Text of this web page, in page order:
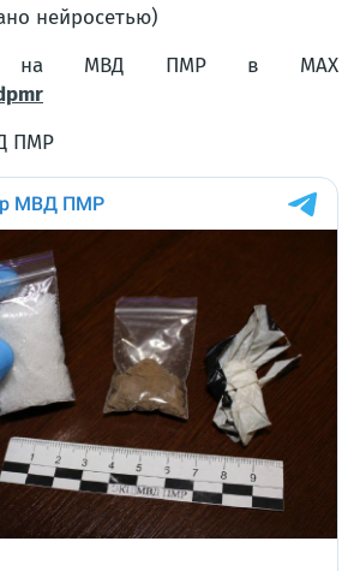
нейросетью)
на МВД ПМР в MAX
ПМР